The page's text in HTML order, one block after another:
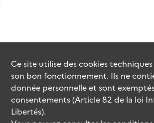
Ce site utilise descookiestechniques
son bon fonctionnement. Ils ne
donnée personnelle et sont
consentements (Article 82 de la loi
Libertés).